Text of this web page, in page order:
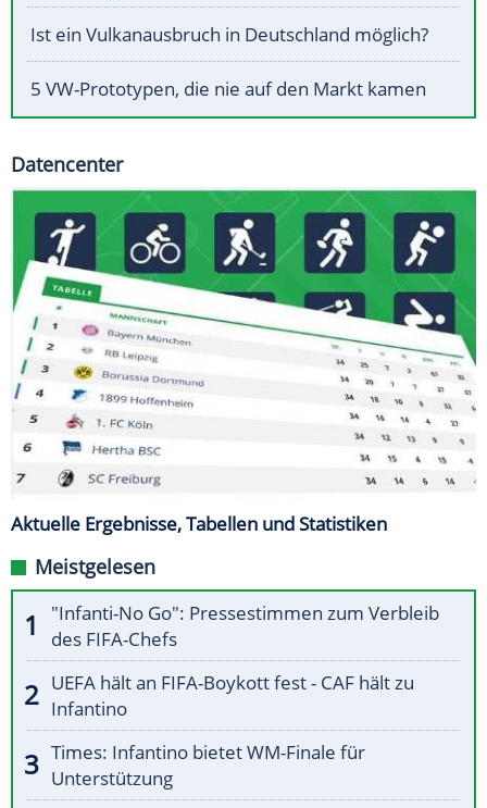
Ist ein Vulkanausbruch in Deutschland möglich?
5 VW-Prototypen, die nie auf den Markt kamen
Datencenter
Aktuelle Ergebnisse, Tabellen und Statistiken
Meistgelesen
"Infanti-No Go": Pressestimmen zum Verbleib
des FIFA-Chefs
UEFA hält an FIFA-Boykott fest - CAF hält zu
Infantino
Times: Infantino bietet WM-Finale für
Unterstützung